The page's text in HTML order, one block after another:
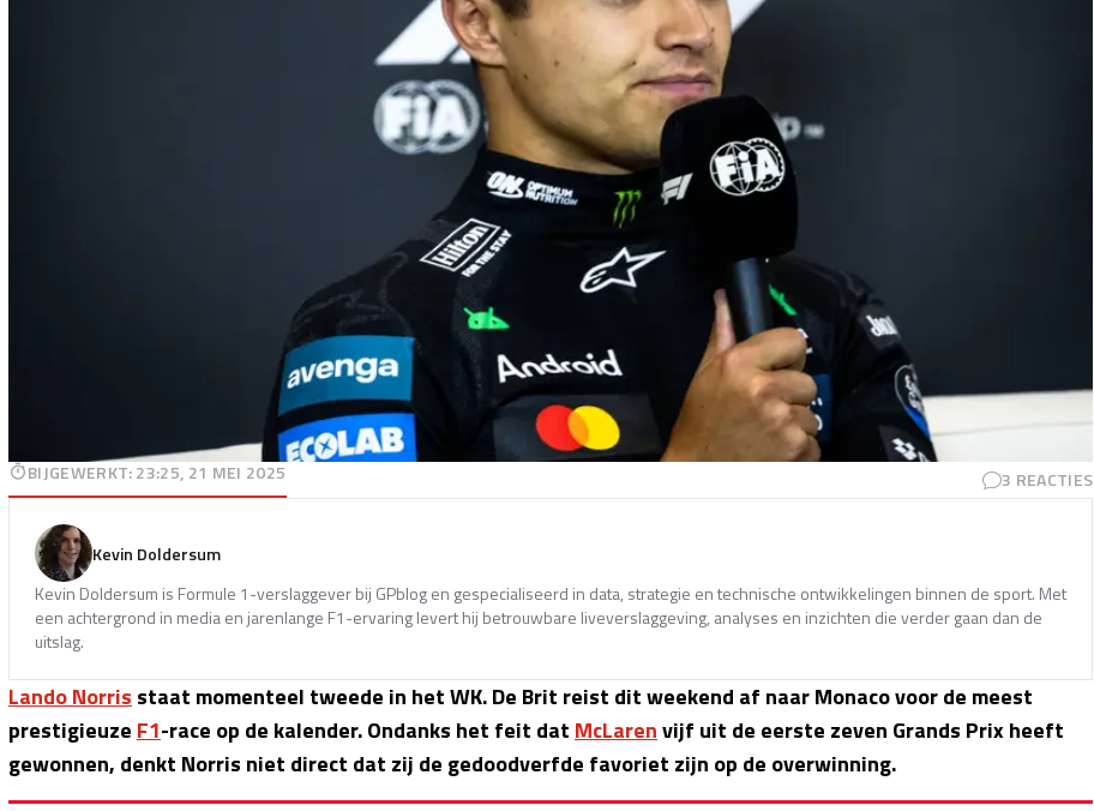
BIJGEWERKT:23:25, 21 MEI 2025 3 REACTIES
Kevin Doldersum
Kevin Doldersum is Formule 1-verslaggever bij GPblog en gespecialiseerd in data, strategie en technische ontwikkelingen binnen de sport. Met
een achtergrond in media en jarenlange F1-ervaring levert hij betrouwbare liveverslaggeving, analyses en inzichten die verder gaan dan de
uitslag.
Lando Norris staat momenteel tweede in het WK. De Brit reist dit weekend af naar Monaco voor de meest
prestigieuze F1-race op de kalender. Ondanks het feit dat McLarenvijf uit de eerste zeven Grands Prix heeft
gewonnen, denkt Norris niet direct dat zij de gedoodverfde favoriet zijn op de overwinning.